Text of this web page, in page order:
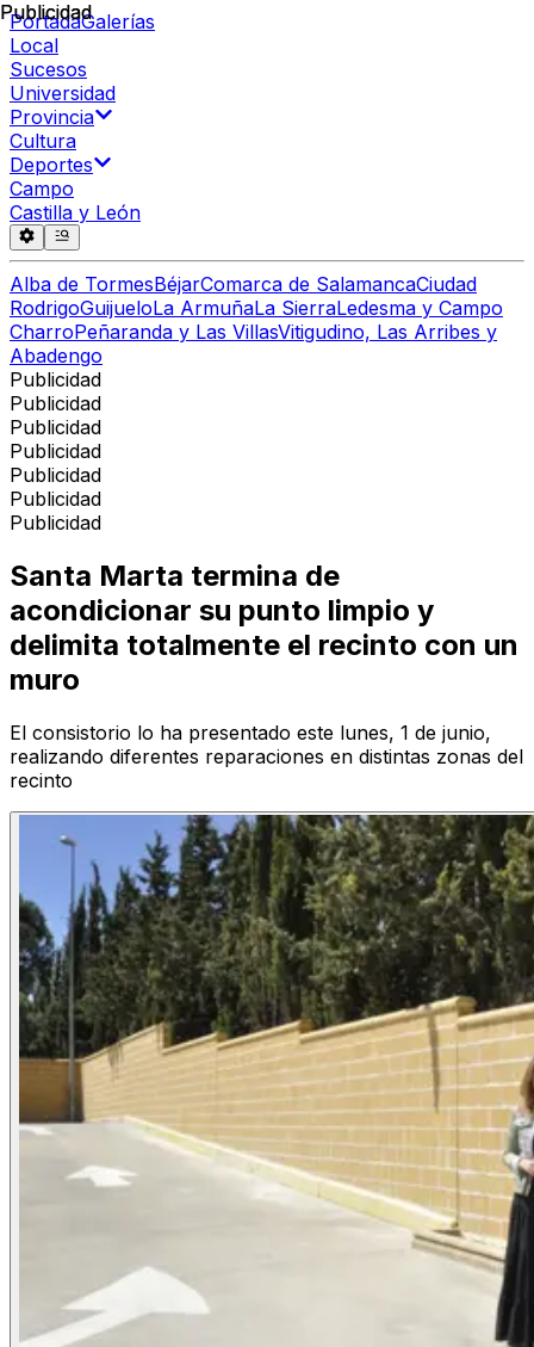
PortadaGalerías
Local
Sucesos
Universidad
Provincia
Cultura
Deportes
Campo
Castilla y León
Alba de TormesBéjarComarca de SalamancaCiudad
RodrigoGuijueloLa ArmuñaLa SierraLedesma y Campo
CharroPeñaranda y Las VillasVitigudino, Las Arribes y
Abadengo
Publicidad
Publicidad
Publicidad
Publicidad
Publicidad
Publicidad
Publicidad
Publicidad
Santa Marta termina de
acondicionar su punto limpio y
delimita totalmente el recinto con un
muro
El consistorio lo ha presentado este lunes, 1 de junio,
realizando diferentes reparaciones en distintas zonas del
recinto
Publicidad